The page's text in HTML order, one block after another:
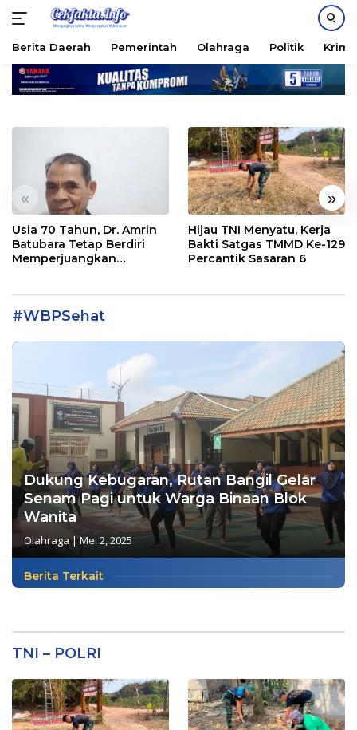
Langsung
Berita Daerah Pemerintah Olahraga Politik
« »
Usia 70 Tahun, Dr. Amrin
Batubara Tetap Berdiri
Memperjuangkan
Hijau TNI Menyatu, Kerja
Bakti Satgas TMMD Ke-129
Percantik Sasaran 6
#WBPSehat
Dukung Kebugaran, Rutan Bangil Gelar
Senam Pagi untuk Warga Binaan Blok
Wanita
Olahraga|Mei 2, 2025
Berita Terkait
TNI – POLRI